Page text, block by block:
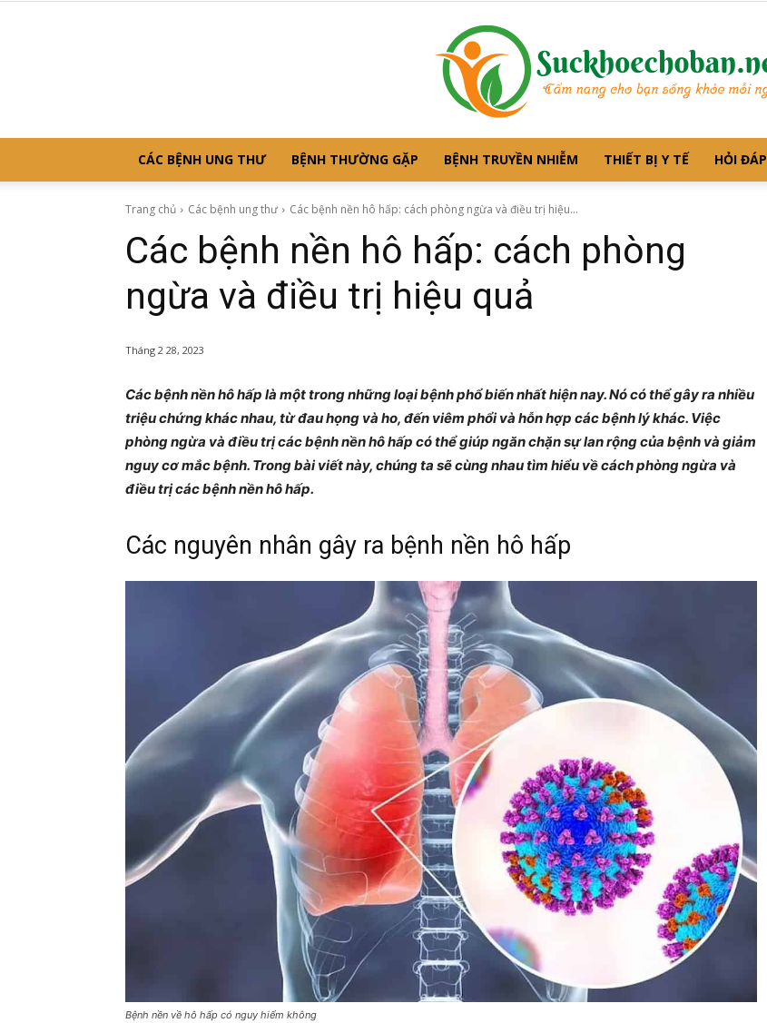
cho
bạn
sống
CÁC BỆNH UNG THƯ BỆNH THƯỜNG GẶP BỆNH TRUYỀN NHIỄM THIẾT BỊ Y TẾ HỎI ĐÁP
Trang chủ Các bệnh ung thư Các bệnh nền hô hấp: cách phòng ngừa và điều trị hiệu...
Các bệnh nền hô hấp: cách phòng
ngừa và điều trị hiệu quả
Tháng 2 28, 2023
Các bệnh nền hô hấp là một trong những loại bệnh phổ biến nhất hiện nay. Nó có thể gây ra nhiều
triệu chứng khác nhau, từ đau họng và ho, đến viêm phổi và hỗn hợp các bệnh lý khác. Việc
phòng ngừa và điều trị các bệnh nền hô hấp có thể giúp ngăn chặn sự lan rộng của bệnh và giảm
nguy cơ mắc bệnh. Trong bài viết này, chúng ta sẽ cùng nhau tìm hiểu về cách phòng ngừa và
điều trị các bệnh nền hô hấp.
Các nguyên nhân gây ra bệnh nền hô hấp
Bệnh nền về hô hấp có nguy hiểm không